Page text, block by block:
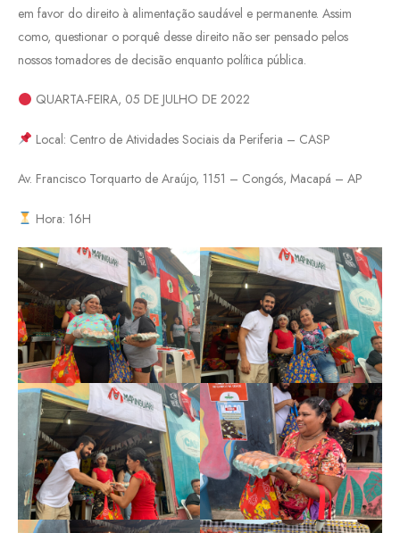
em favor do direito à alimentação saudável e permanente. Assim
como, questionar o porquê desse direito não ser pensado pelos
nossos tomadores de decisão enquanto política pública.
QUARTA-FEIRA, 05 DE JULHO DE 2022
Local: Centro de Atividades Sociais da Periferia – CASP
Av. Francisco Torquarto de Araújo, 1151 – Congós, Macapá – AP
Hora: 16H